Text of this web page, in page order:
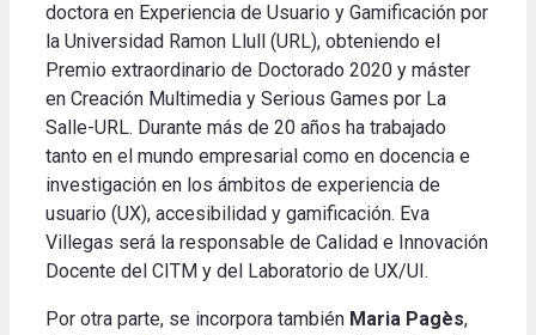
doctora en Experiencia de Usuario y Gamificación por
la Universidad Ramon Llull (URL), obteniendo el
Premio extraordinario de Doctorado 2020 y máster
en Creación Multimedia y Serious Games por La
Salle-URL. Durante más de 20 años ha trabajado
tanto en el mundo empresarial como en docencia e
investigación en los ámbitos de experiencia de
usuario (UX), accesibilidad y gamificación. Eva
Villegas será la responsable de Calidad e Innovación
Docente del CITM y del Laboratorio de UX/UI.
Por otra parte, se incorpora también Maria Pagès,